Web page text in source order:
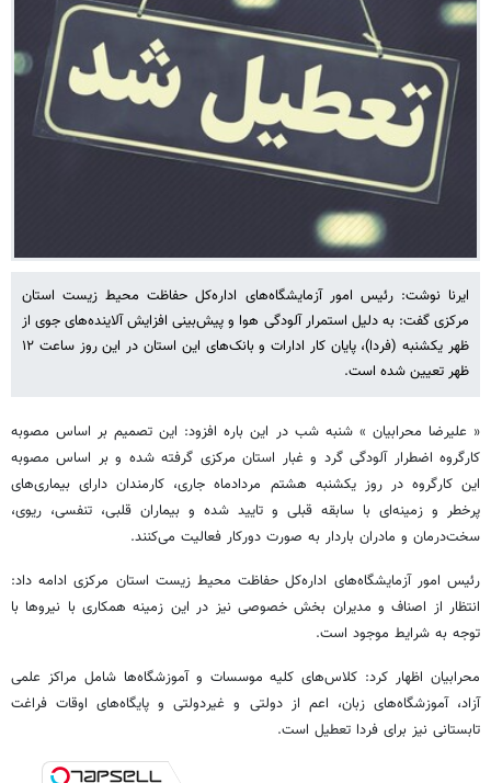
ایرنا نوشت: رئیس امور آزمایشگاه‌های اداره‌کل حفاظت محیط زیست استان
مرکزی گفت: به دلیل استمرار آلودگی هوا و پیش‌بینی افزایش آلاینده‌های جوی از
ظهر یکشنبه (فردا)، پایان کار ادارات و بانک‌های این استان در این روز ساعت ۱۲
ظهر تعیین شده است.
« علیرضا محرابیان » شنبه شب در این باره افزود: این تصمیم بر اساس مصوبه
کارگروه اضطرار آلودگی گرد و غبار استان مرکزی گرفته شده و بر اساس مصوبه
این کارگروه در روز یکشنبه هشتم مردادماه جاری، کارمندان دارای بیماری‌های
پرخطر و زمینه‌ای با سابقه قبلی و تایید شده و بیماران قلبی، تنفسی، ریوی،
سخت‌درمان و مادران باردار به صورت دورکار فعالیت می‌کنند.
رئیس امور آزمایشگاه‌های اداره‌کل حفاظت محیط زیست استان مرکزی ادامه داد:
انتظار از اصناف و مدیران بخش خصوصی نیز در این زمینه همکاری با نیروها با
توجه به شرایط موجود است.
محرابیان اظهار کرد: کلاس‌های کلیه موسسات و آموزشگاه‌ها شامل مراکز علمی
آزاد، آموزشگاه‌های زبان، اعم از دولتی و غیردولتی و پایگاه‌های اوقات فراغت
تابستانی نیز برای فردا تعطیل است.